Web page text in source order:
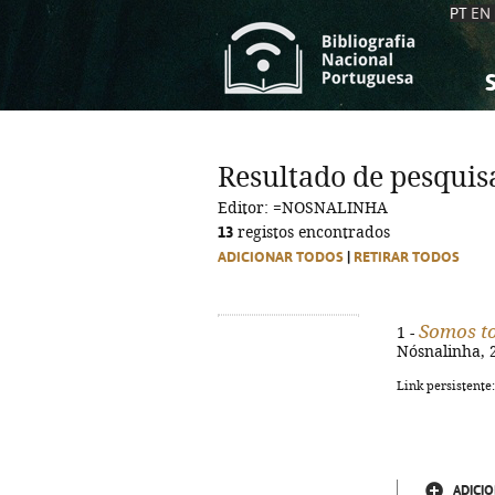
PT EN
Resultado de
Editor: =NOSNALINHA
13 registos encontrados
ADICIONAR TODOS RETIRAR TODOS
1 - Somos
Nósnalinha,
Link